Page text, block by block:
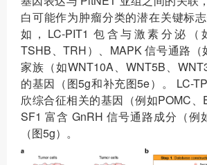
白可能作为肿瘤分类的潜在关键标
如，LC-PIT1 包含与激素分泌（
TSHB、TRH）、MAPK 信号通路（
家族（如WNT10A、WNT5B、
的基因（图5g和补充图5e）。 LC-
欣综合征相关的基因（例如POMC
SF1 富含 GnRH 信号通路成分（例
（图5g）。